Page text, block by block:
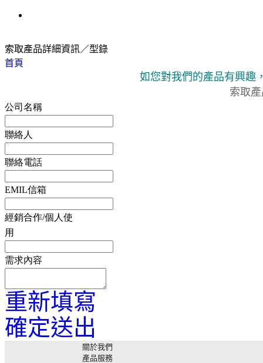
索取產品詳細資訊／型錄
首頁
如您對我們的產品有興趣
索取
公司名稱
聯絡人
聯絡電話
EMIL信箱
經銷合作/個人使
用
需求內容
重新填寫
確定送出
關於我們
產品服務